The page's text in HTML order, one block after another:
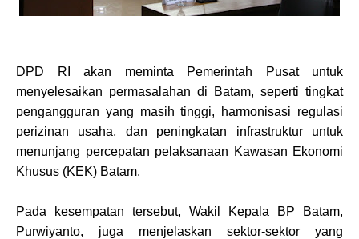
DPD RI akan meminta Pemerintah Pusat untuk
menyelesaikan permasalahan di Batam, seperti tingkat
pengangguran yang masih tinggi, harmonisasi regulasi
perizinan usaha, dan peningkatan infrastruktur untuk
menunjang percepatan pelaksanaan Kawasan Ekonomi
Khusus (KEK) Batam.
Pada kesempatan tersebut, Wakil Kepala BP Batam,
Purwiyanto, juga menjelaskan sektor-sektor yang